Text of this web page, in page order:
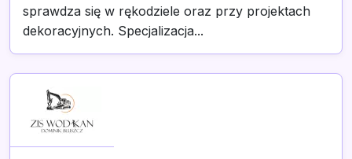
sprawdza się w rękodziele oraz przy projektach
dekoracyjnych. Specjalizacja...